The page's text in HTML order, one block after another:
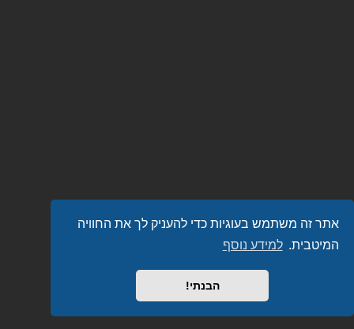
אתר זה משתמש בעוגיות כדי להעניק לך את החוויה
המיטבית. למידע נוסף
הבנתי!